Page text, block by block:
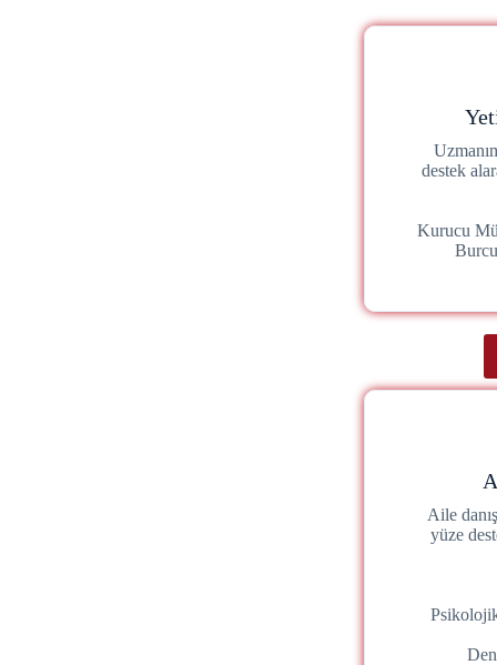
destek
Kurucu
Aile
yüze